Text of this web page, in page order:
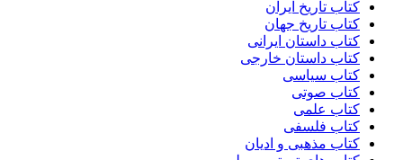
کتاب تاریخ ایران
کتاب تاریخ جهان
کتاب داستان ایرانی
کتاب داستان خارجی
کتاب سیاسی
کتاب صوتی
کتاب علمی
کتاب فلسفی
کتاب مذهبی و ادیان